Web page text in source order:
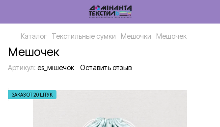
Каталог Текстильные сумки Мешочки Мешочек
Мешочек
Артикул: es_мішечок Оставить отзыв
ЗАКАЗ ОТ 20 ШТУК